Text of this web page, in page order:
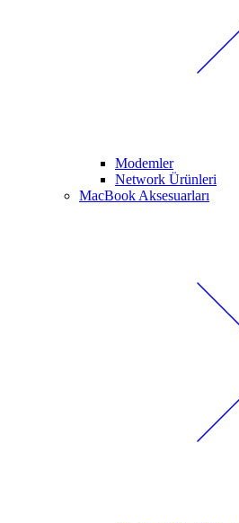
Modemler
Network Ürünleri
MacBook Aksesuarları